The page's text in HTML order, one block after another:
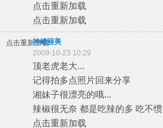
点击重新加载
点击重新加载
点击重新加载
神崎丽美
2009-10-23 10:29
顶老虎老大...
记得拍多点照片回来分享
湘妹子很漂亮的哦...
辣椒很无奈 都是吃辣的多 吃不惯
点击重新加载